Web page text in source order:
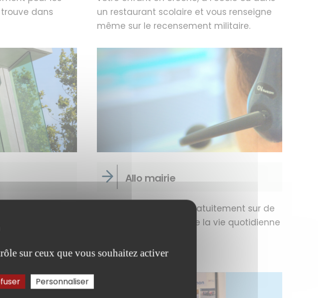
dans
un restaurant scolaire et vous renseigne
même sur le recensement militaire.
avignonnaises
Allo mairie
Allo mairie intervient gratuitement sur de
nombreux domaines de la vie quotidienne
sur ceux que vous souhaitez activer
Personnaliser